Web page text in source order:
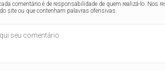
comentário é de responsabilidade de quem realizá-lo. Nos
site ou que contenham palavras ofensivas.